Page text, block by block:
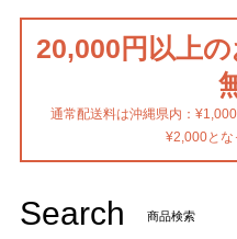
20,000円以上
通常配送料は沖縄県内：
¥2,000とな
Search 商品検索